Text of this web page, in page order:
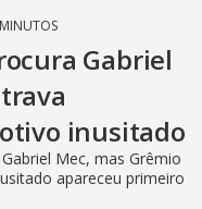
Gabriel
inusitado
Mec, mas Grêmio
apareceu primeiro